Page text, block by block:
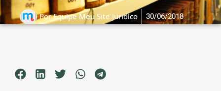
PorEquipe Meu Site Jurídico 30/06/2018